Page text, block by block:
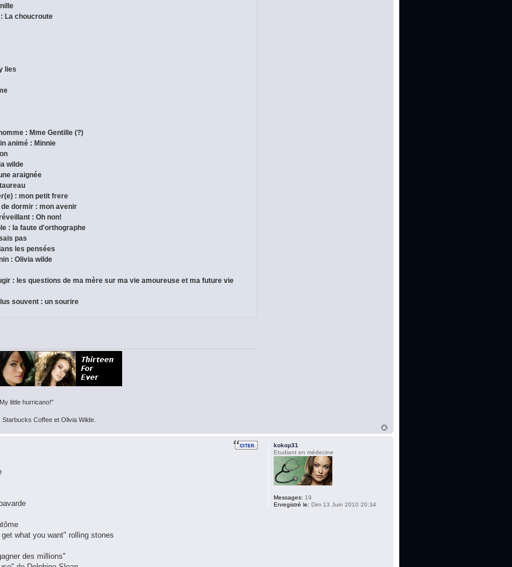
La choucroute
lies
: Mme Gentille (?)
animé : Minnie
wilde
araignée
: mon petit frere
dormir : mon avenir
: Oh non!
: la faute d'orthographe
pas
les pensées
: Olivia wilde
: les questions de ma mère sur ma vie amoureuse et ma future vie
souvent : un sourire
little hurricano!"
Coffee et Olivia Wilde.
what you want" rolling stones
des millions"
kokop31
Etudiant en médecine
Messages: 19
Enregistré le: Dim 13 Juin 2010 20:34